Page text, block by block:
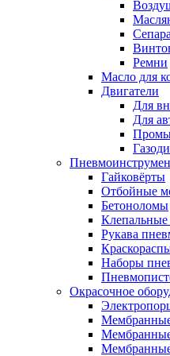
Ремни
Масло для
Двигатели
Для
Для
Гайковёрты
Отбойные
Бетоноломы
Клепальные
Рукава
Наборы
Окрасочное